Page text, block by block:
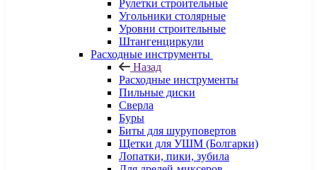
Рулетки строительные
Угольники столярные
Уровни строительные
Штангенциркули
Расходные инструменты
Назад
Расходные инструменты
Пильные диски
Сверла
Буры
Биты для шуруповертов
Щетки для УШМ (Болгарки)
Лопатки, пики, зубила